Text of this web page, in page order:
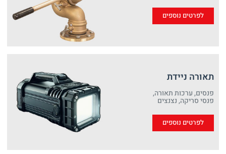
לפרטים נוספים
תאורה ניידת
פנסים, ערכות תאורה,
פנסי סריקה, נצנצים
לפרטים נוספים